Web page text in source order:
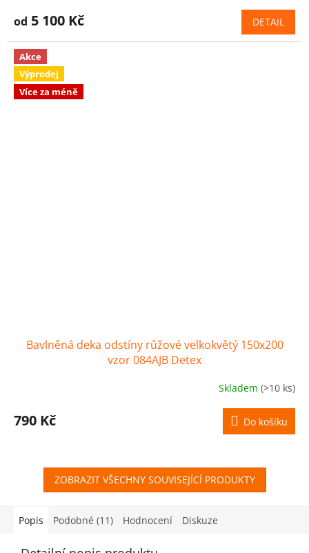
od 5 100 Kč DETAIL
Akce
Výprodej
Více za méně
Bavlněná deka odstíny růžové velkokvětý 150x200
vzor 084AJB Detex
Skladem (>10 ks)
790 Kč Do košíku
ZOBRAZIT VŠECHNY SOUVISEJÍCÍ PRODUKTY
Popis Podobné (11) Hodnocení Diskuze